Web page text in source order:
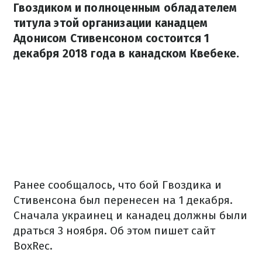
Гвоздиком и полноценным обладателем
титула этой организации канадцем
Адонисом Стивенсоном состоится 1
декабря 2018 года в канадском Квебеке.
Ранее сообщалось, что бой Гвоздика и
Стивенсона был перенесен на 1 декабря.
Сначала украинец и канадец должны были
драться 3 ноября. Об этом пишет сайт
BoxRec.